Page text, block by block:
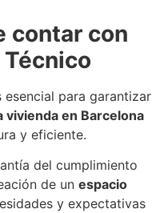
contar con
esencial para garantizar
vivienda en Barcelona
y eficiente.
del cumplimiento
de un espacio
y expectativas